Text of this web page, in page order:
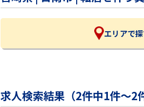
エリアで
求人検索結果（2件中1件～2